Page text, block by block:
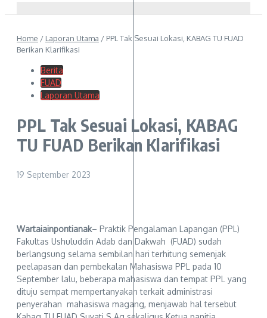
Home / Laporan Utama / PPL Tak Sesuai Lokasi, KABAG TU FUAD
Berikan Klarifikasi
Berita
FUAD
Laporan Utama
PPL Tak Sesuai Lokasi, KABAG
TU FUAD Berikan Klarifikasi
19 September 2023
Wartaiainpontianak– Praktik Pengalaman Lapangan (PPL)
Fakultas Ushuluddin Adab dan Dakwah (FUAD) sudah
berlangsung selama sembilan hari terhitung semenjak
peelapasan dan pembekalan Mahasiswa PPL pada 10
September lalu, beberapa mahasiswa dan tempat PPL yang
dituju sempat mempertanyakan terkait administrasi
penyerahan mahasiswa magang, menjawab hal tersebut